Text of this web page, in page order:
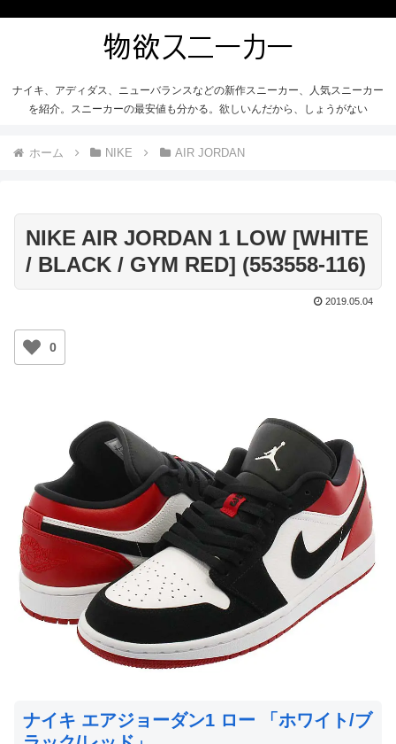
ナイキ、アディダス、ニューバランスなどの新作スニーカー、人気スニーカー
を紹介。スニーカーの最安値も分かる。欲しいんだから、しょうがない
ホーム NIKE AIR JORDAN
NIKE AIR JORDAN 1 LOW [WHITE
/ BLACK / GYM RED] (553558-116)
2019.05.04
0
ナイキ エアジョーダン1 ロー 「ホワイト/ブ